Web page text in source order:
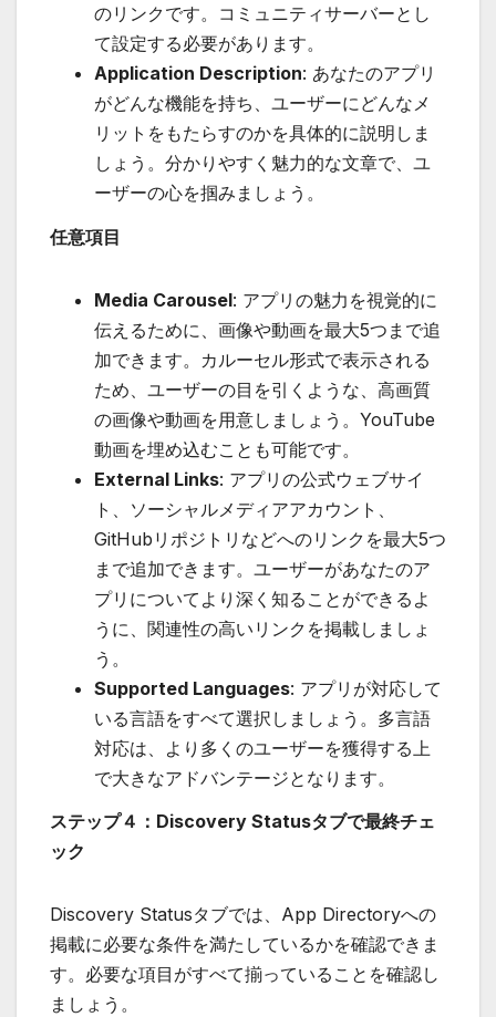
のリンクです。コミュニティサーバーとし
て設定する必要があります。
Application Description: あなたのアプリ
がどんな機能を持ち、ユーザーにどんなメ
リットをもたらすのかを具体的に説明しま
しょう。分かりやすく魅力的な文章で、ユ
ーザーの心を掴みましょう。
任意項目
Media Carousel: アプリの魅力を視覚的に
伝えるために、画像や動画を最大5つまで追
加できます。カルーセル形式で表示される
ため、ユーザーの目を引くような、高画質
の画像や動画を用意しましょう。YouTube
動画を埋め込むことも可能です。
External Links: アプリの公式ウェブサイ
ト、ソーシャルメディアアカウント、
GitHubリポジトリなどへのリンクを最大5つ
まで追加できます。ユーザーがあなたのア
プリについてより深く知ることができるよ
うに、関連性の高いリンクを掲載しましょ
う。
Supported Languages: アプリが対応して
いる言語をすべて選択しましょう。多言語
対応は、より多くのユーザーを獲得する上
で大きなアドバンテージとなります。
ステップ４：Discovery Statusタブで最終チェ
ック
Discovery Statusタブでは、App Directoryへの
掲載に必要な条件を満たしているかを確認できま
す。必要な項目がすべて揃っていることを確認し
ましょう。